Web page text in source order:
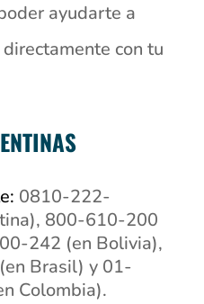
ayudarte a
con tu
0810-222-
800-610-200
242 (en Bolivia),
Brasil) y 01-
Colombia).